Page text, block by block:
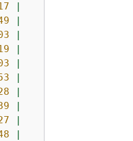
|
|
|
|
|
|
|
|
|
|